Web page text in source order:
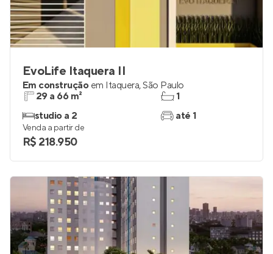
EvoLife Itaquera II
Em construção em Itaquera,São Paulo
29 a 66 m²
studio a 2
1
até 1
Venda a partir de
R$ 218.950